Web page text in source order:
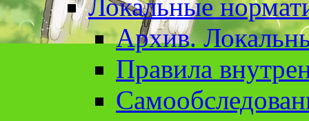
Локальные
Архив.
Правила